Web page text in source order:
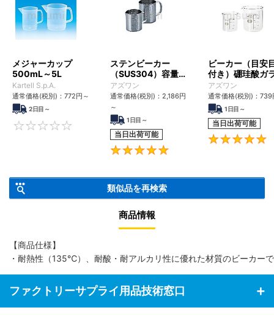
メジャーカップ
500mL～5L
Kartell S.p.A.
通常価格(税別)： 772円 ～
2日目～
0
ステンビーカー
（SUS304）容量
（ml） 100～
10000
アズワン
通常価格(税別)： 2,186円
～
1日目～
当日出荷可能
ビーカー（目安
付き）硼珪酸ガ
容量（ml） 10～
10000
アズワン
通常価格(税別)： 739
1日目～
当日出荷可能
類似品を再検索
商品情報
【商品仕様】
・耐熱性（135℃）、耐酸・耐アルカリ性に優れた材質のビーカー
ファクトリーサプライ用品技術窓口